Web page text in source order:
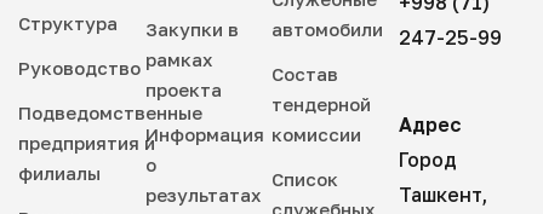
Структура
Руководство
Подведомственные
предприятия и
филиалы
Закупки в
рамках
проекта
Информация
о
результатах
автомобили
Состав
тендерной
комиссии
Список
служебных
247-25-99
Адрес
Город
Ташкент,